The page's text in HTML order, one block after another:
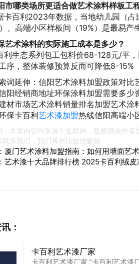
市哪类场所更适合做艺术涂料样板工
卡百利2023年数据，当地幼儿园（占
）、高端小区样板间（19%）是最易产
艺术涂料的实际施工成本是多少？
利生态系列包工包料价68-128元/平
序，整体装修预算反而可降低8-15%
词延伸：信阳艺术涂料加盟政策对比
阳经销商地址环保涂料加盟需要多少
材市场艺术涂料销量排名加盟艺术涂
保卡百利艺术漆加盟热线信阳高端小
：本页内容均来源于互联网，版权归原作
联系我们，我们将尽快处理删除。
厦门艺术涂料加盟指南：如何用墙面艺
艺术漆十大品牌排行榜 2025卡百利绒
：
卡百利艺术漆厂家
卡百利艺术漆厂家,"卡百利艺术漆